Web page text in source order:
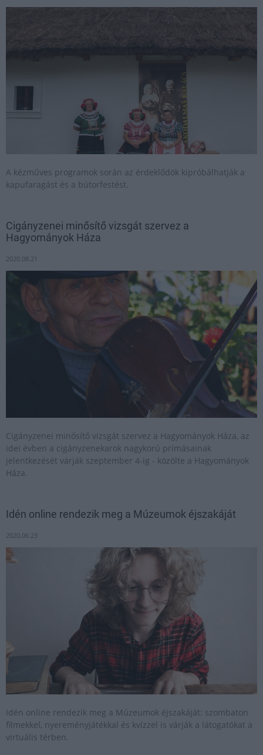
A kézműves programok során az érdeklődök kipróbálhatják a
kapufaragást és a bútorfestést.
Cigányzenei minősítő vizsgát szervez a
Hagyományok Háza
2020.08.21
Cigányzenei minősítő vizsgát szervez a Hagyományok Háza, az
idei évben a cigányzenekarok nagykorú prímásainak
jelentkezését várják szeptember 4-ig - közölte a Hagyományok
Háza.
Idén online rendezik meg a Múzeumok éjszakáját
2020.06.23
Idén online rendezik meg a Múzeumok éjszakáját: szombaton
filmekkel, nyereményjátékkal és kvízzel is várják a látogatókat a
virtuális térben.